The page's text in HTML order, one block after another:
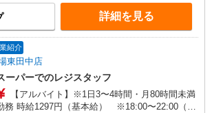
足柄（静岡県）（JR御殿場線）（約74分）
詳細を見る
紹介
東田中店
ーパーでのレジスタッフ
【アルバイト】※1日3〜4時間・月80時間未満
務 時給1297円（基本給） ※18:00〜22:00（時